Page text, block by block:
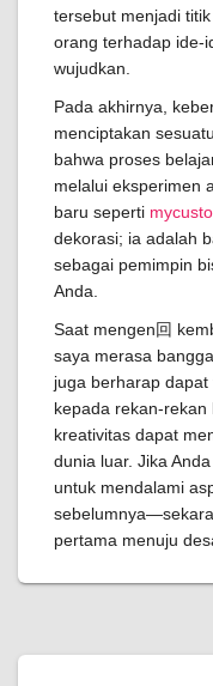
tersebut menjadi
orang terhadap ide-
wujudkan.
Pada akhirnya,
menciptakan
bahwa proses
melalui eksperimen
baru seperti
dekorasi; ia adalah
sebagai pemimpin
Anda.
Saat mengen回
saya merasa
juga berharap
kepada rekan-
kreativitas dapat
dunia luar. Jika
untuk mendalami
pertama menuju